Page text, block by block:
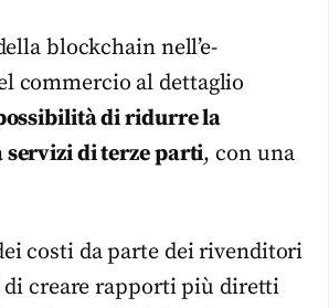
blockchain nell’e-
commercio al dettaglio
di ridurre la
servizi di terze parti, con una
costi da parte dei rivenditori
di creare rapporti più diretti